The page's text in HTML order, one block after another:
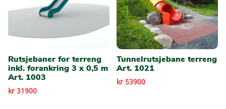
Rutsjebaner for terreng
inkl. forankring 3 x 0,5 m
Art. 1003
kr 31900
Tunnelrutsjebane terreng
Art. 1021
kr 53900